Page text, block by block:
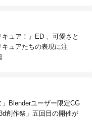
ュア！』ED 、可愛さと
ュアたちの表現に注
Blenderユーザー限定CG
創作祭」五回目の開催が